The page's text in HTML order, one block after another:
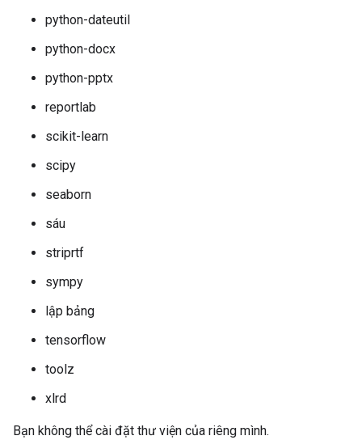
python-dateutil
python-docx
python-pptx
reportlab
scikit-learn
scipy
seaborn
sáu
striprtf
sympy
lập bảng
tensorflow
toolz
xlrd
Bạn không thể cài đặt thư viện của riêng mình.